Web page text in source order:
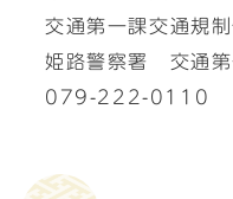
交通第一課交通規
姫路警察署 交通
079-222-0110